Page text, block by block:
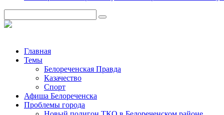
Главная
Темы
Белореченская Правда
Казачество
Спорт
Афиша Белореченска
Проблемы города